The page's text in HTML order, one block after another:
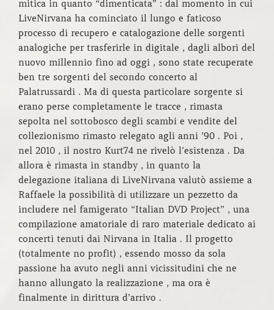
mitica in quanto “dimenticata” : dal momento in cui
LiveNirvana ha cominciato il lungo e faticoso
processo di recupero e catalogazione delle sorgenti
analogiche per trasferirle in digitale , dagli albori del
nuovo millennio fino ad oggi , sono state recuperate
ben tre sorgenti del secondo concerto al
Palatrussardi . Ma di questa particolare sorgente si
erano perse completamente le tracce , rimasta
sepolta nel sottobosco degli scambi e vendite del
collezionismo rimasto relegato agli anni ’90 . Poi ,
nel 2010 , il nostro Kurt74 ne rivelò l’esistenza . Da
allora è rimasta in standby , in quanto la
delegazione italiana di LiveNirvana valutò assieme a
Raffaele la possibilità di utilizzare un pezzetto da
includere nel famigerato “Italian DVD Project” , una
compilazione amatoriale di raro materiale dedicato ai
concerti tenuti dai Nirvana in Italia . Il progetto
(totalmente no profit) , essendo mosso da sola
passione ha avuto negli anni vicissitudini che ne
hanno allungato la realizzazione , ma ora è
finalmente in dirittura d’arrivo .